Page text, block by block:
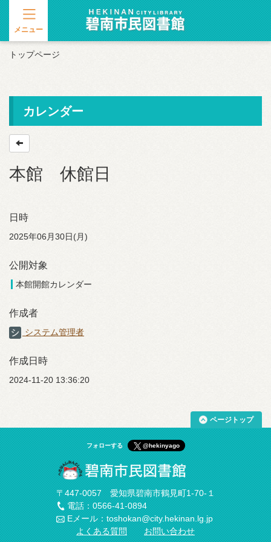
メニュー
トップページ
カレンダー
本館 休館日
日時
2025年06月30日(月)
公開対象
本館開館カレンダー
作成者
システム管理者
作成日時
2024-11-20 13:36:20
ページトップ
フォローする @hekinyago
〒447-0057 愛知県碧南市鶴見町1-70-１
電話：0566-41-0894
Eメール：toshokan@city.hekinan.lg.jp
よくある質問
お問い合わせ